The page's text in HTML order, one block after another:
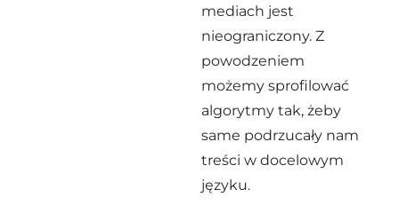
mediach jest
nieograniczony. Z
powodzeniem
możemy sprofilować
algorytmy tak, żeby
same podrzucały nam
treści w docelowym
języku.